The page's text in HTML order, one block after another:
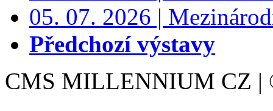
05. 07. 2026 |
Předchozí výstavy
CMS MILLENNIUM CZ |